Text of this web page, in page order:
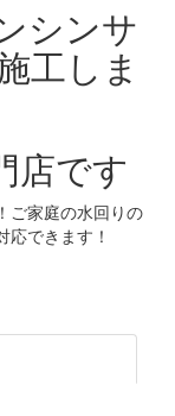
シンサ
工しま
店です
ご家庭の水回りの
できます！